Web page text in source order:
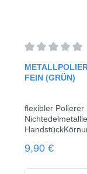
FEIN (GRÜN)
flexibler Polierer
Pack
Regulärer
9,90 €